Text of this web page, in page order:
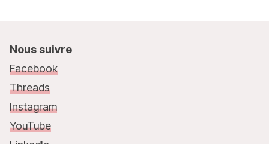
Nous suivre
Facebook
Threads
Instagram
YouTube